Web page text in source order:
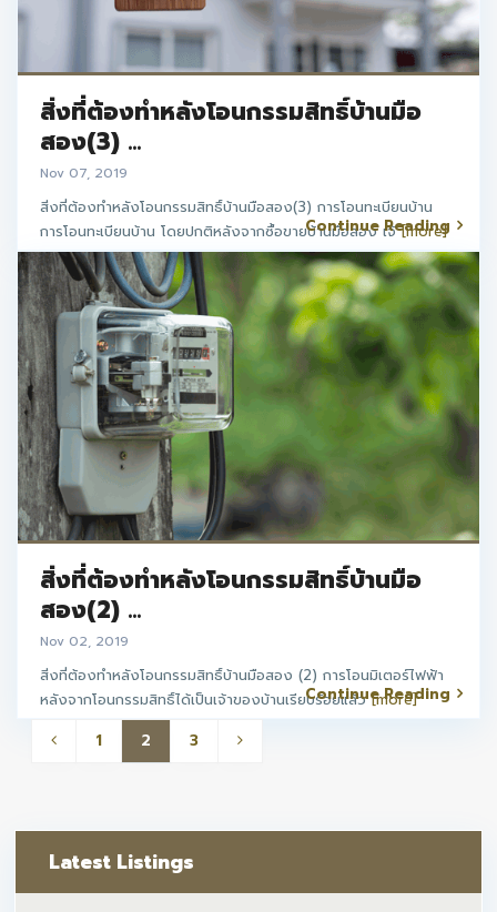
สิ่งที่ต้องทำหลังโอนกรรมสิทธิ์บ้านมือ
สอง(3) ...
Nov 07, 2019
สิ่งที่ต้องทำหลังโอนกรรมสิทธิ์บ้านมือสอง(3) การโอนทะเบียนบ้าน
การโอนทะเบียนบ้าน โดยปกติหลังจากซื้อขายบ้านมือสอง เจ้[more]
Continue Reading
สิ่งที่ต้องทำหลังโอนกรรมสิทธิ์บ้านมือ
สอง(2) ...
Nov 02, 2019
สิ่งที่ต้องทำหลังโอนกรรมสิทธิ์บ้านมือสอง (2) การโอนมิเตอร์ไฟฟ้า
หลังจากโอนกรรมสิทธิ์ได้เป็นเจ้าของบ้านเรียบร้อยแล้ว[more]
Continue Reading
1 2 3
Latest Listings